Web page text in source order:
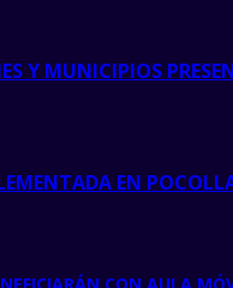
Y MUNICIPIOS
EN